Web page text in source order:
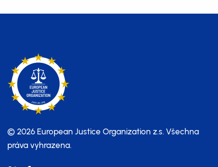
© 2026 European Justice Organization z.s. Všechna
práva vyhrazena.